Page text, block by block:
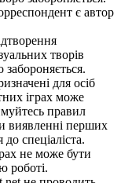
є автор
творів
для осіб
іграх може
правил
виявленні перших
спеціаліста.
не може бути
роботі.